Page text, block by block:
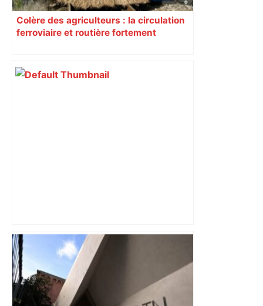
Colère des agriculteurs : la circulation
ferroviaire et routière fortement
Chars, musique et surprises : la
Marche des Fiertés revient en juin à
Toulouse pour une 31e édition –
ladepeche.fr